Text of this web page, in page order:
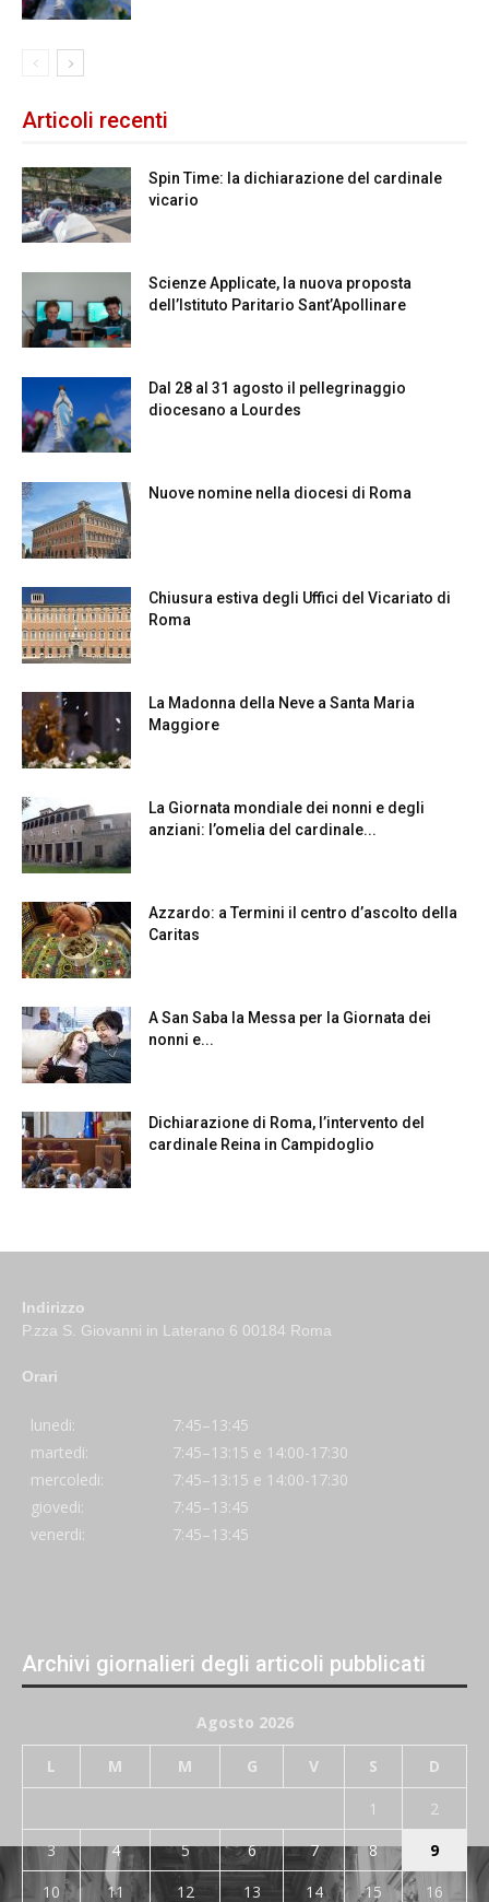
Articoli recenti
Spin Time: la dichiarazione del cardinale
vicario
Scienze Applicate, la nuova proposta
dell’Istituto Paritario Sant’Apollinare
Dal 28 al 31 agosto il pellegrinaggio
diocesano a Lourdes
Nuove nomine nella diocesi di Roma
Chiusura estiva degli Uffici del Vicariato di
Roma
La Madonna della Neve a Santa Maria
Maggiore
La Giornata mondiale dei nonni e degli
anziani: l’omelia del cardinale...
Azzardo: a Termini il centro d’ascolto della
Caritas
A San Saba la Messa per la Giornata dei
nonni e...
Dichiarazione di Roma, l’intervento del
cardinale Reina in Campidoglio
Indirizzo
P.zza S. Giovanni in Laterano 6 00184 Roma
Orari
lunedi:
7:45–13:45
martedi:
7:45–13:15 e 14:00-17:30
mercoledi:
7:45–13:15 e 14:00-17:30
giovedi:
7:45–13:45
venerdi:
7:45–13:45
Archivi giornalieri degli articoli pubblicati
Agosto 2026
L M M G V S D
1
2
3
4 5 6 7 8
9
10
11 12 13 14 15 16